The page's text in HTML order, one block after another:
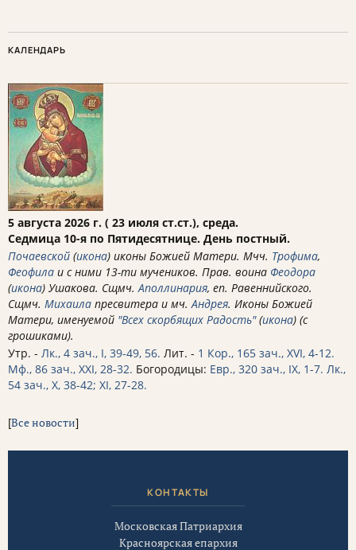
КАЛЕНДАРЬ
5 августа 2026 г. ( 23 июля ст.ст.), среда.
Седмица 10-я по Пятидесятнице. День постный.
Почаевской (икона) иконы Божией Матери. Мчч. Трофима,
Феофила и с ними 13-ти мучеников. Прав. воина Феодора
(икона) Ушакова. Сщмч.Аполлинария, еп. Равеннийского.
Сщмч. Михаила пресвитера и мч.Андрея. Иконы Божией
Матери, именуемой "Всех скорбящих Радость"(икона) (с
грошиками).
Утр. - Лк., 4 зач., I, 39-49, 56. Лит. - 1 Кор., 165 зач., XVI, 4-12.
Мф., 86 зач., XXI, 28-32. Богородицы: Евр., 320 зач., IX, 1-7. Лк.,
54 зач., X, 38-42; XI, 27-28.
[Все новости]
КОНТАКТЫ
Московская Патриархия
Красноярская епархия